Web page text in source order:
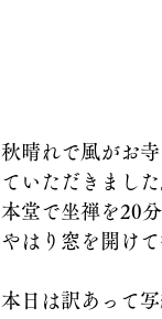
秋晴れで風がお
ていただきました
本堂で坐禅を20
やはり窓を開け
本日は訳あって